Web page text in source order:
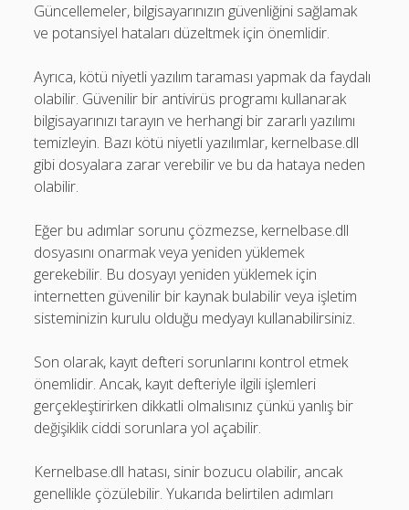
Güncellemeler, bilgisayarınızın güvenliğini sağlamak
ve potansiyel hataları düzeltmek için önemlidir.
Ayrıca, kötü niyetli yazılım taraması yapmak da faydalı
olabilir. Güvenilir bir antivirüs programı kullanarak
bilgisayarınızı tarayın ve herhangi bir zararlı yazılımı
temizleyin. Bazı kötü niyetli yazılımlar, kernelbase.dll
gibi dosyalara zarar verebilir ve bu da hataya neden
olabilir.
Eğer bu adımlar sorunu çözmezse, kernelbase.dll
dosyasını onarmak veya yeniden yüklemek
gerekebilir. Bu dosyayı yeniden yüklemek için
internetten güvenilir bir kaynak bulabilir veya işletim
sisteminizin kurulu olduğu medyayı kullanabilirsiniz.
Son olarak, kayıt defteri sorunlarını kontrol etmek
önemlidir. Ancak, kayıt defteriyle ilgili işlemleri
gerçekleştirirken dikkatli olmalısınız çünkü yanlış bir
değişiklik ciddi sorunlara yol açabilir.
Kernelbase.dll hatası, sinir bozucu olabilir, ancak
genellikle çözülebilir. Yukarıda belirtilen adımları